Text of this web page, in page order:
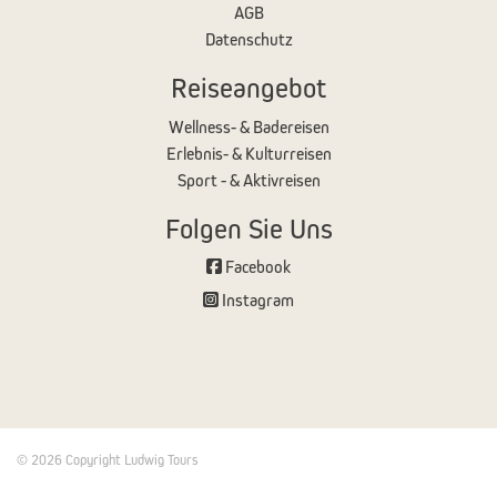
AGB
Datenschutz
Reiseangebot
Wellness- & Badereisen
Erlebnis- & Kulturreisen
Sport - & Aktivreisen
Folgen Sie Uns
Facebook
Instagram
© 2026 Copyright Ludwig Tours